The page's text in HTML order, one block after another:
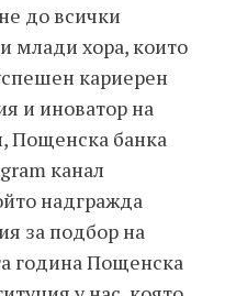
до всички
млади хора, които
кариерен
и иноватор на
Пощенска банка
канал
надгражда
за подбор на
година Пощенска